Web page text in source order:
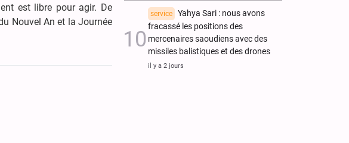
est libre pour agir. De
Nouvel An et la Journée
service
Yahya Sari : nous avons
fracassé les positions des
mercenaires saoudiens avec des
missiles balistiques et des drones
il y a 2 jours